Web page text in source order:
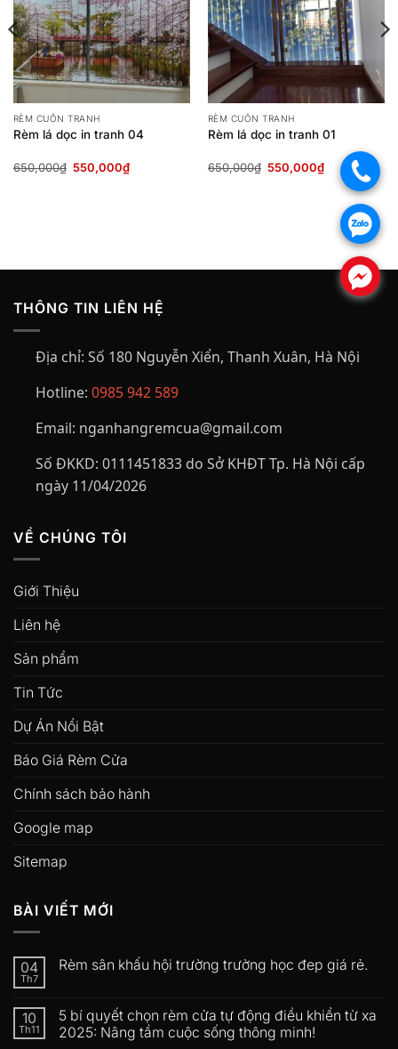
RÈM CUỐN TRANH
Rèm lá dọc in tranh 04
650,000₫ Giá
550,000₫Giá
hiện
RÈM CUỐN TRANH
Rèm lá dọc in tranh 01
650,000₫ Giá
550,000₫Giá
hiện
550,000₫.
THÔNG TIN LIÊN HỆ
Địa chỉ: Số 180 Nguyễn Xiển, Thanh Xuân, Hà Nội
Hotline: 0985 942 589
Email: nganhangremcua@gmail.com
Số ĐKKD: 0111451833 do Sở KHĐT Tp. Hà Nội cấp
ngày 11/04/2026
VỀ CHÚNG TÔI
Giới Thiệu
Liên hệ
Sản phẩm
Tin Tức
Dự Án Nổi Bật
Báo Giá Rèm Cửa
Chính sách bảo hành
Google map
Sitemap
BÀI VIẾT MỚI
04
Th7
Rèm sân khấu hội trường trường học đep giá rẻ.
10
Th11
5 bí quyết chọn rèm cửa tự động điều khiển từ xa
2025: Nâng tầm cuộc sống thông minh!
.
.
.